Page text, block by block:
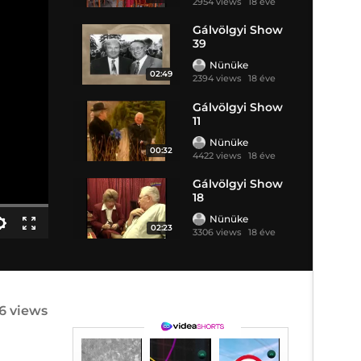
02:49
Gálvölgyi Show
39
Nünüke
2394 views 18 éve
00:32
Gálvölgyi Show
11
Nünüke
4422 views 18 éve
02:23
Gálvölgyi Show
18
Nünüke
3306 views 18 éve
views